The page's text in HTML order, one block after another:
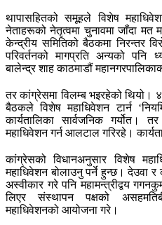
थापासहितको समूहले विशेष
नेताहरूको नेतृत्वमा चुनावमा जाँदा
केन्द्रीय समितिको बैठकमा निरन्तर
परिवर्तनको मागप्रति अन्यको पनि
बालेन्द्र शाह काठमाडौं
तर कांग्रेसमा विलम्ब भइरहेको थियो।
बैठकले विशेष महाधिवेशन टार्न
कार्यतालिका सार्वजनिक
महाधिवेशन गर्न आलटाल गरिरहे।
कांग्रेसको विधानअनुसार विशेष
महाधिवेशन बोलाउनु पर्ने हुन्छ। देउवा
अस्वीकार गरे पनि महामन्त्रीद्वय
लिएर संस्थापन पक्षको
महाधिवेशनको आयोजना गरे।